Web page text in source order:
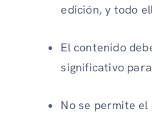
edición, y todo
El contenido
significativo
No se permite